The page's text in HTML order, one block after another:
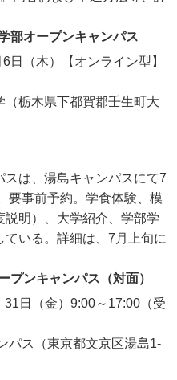
部オープンキャンパス
日（木）【オンライン型】
栃木県下都賀郡壬生町大
は、湯島キャンパスにて7
要事前予約。学食体験、模
明）、大学紹介、学部学
いる。詳細は、7月上旬に
プンキャンパス（対面）
日（金）9:00～17:00（受
パス（東京都文京区湯島1-